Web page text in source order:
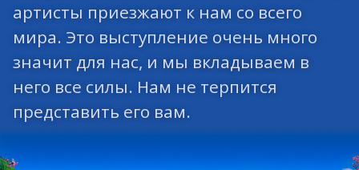
артисты приезжают к нам со всего
мира. Это выступление очень много
значит для нас, и мы вкладываем в
него все силы. Нам не терпится
представить его вам.